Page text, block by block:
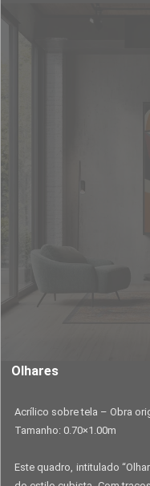
Olhares
Acrílico sobre tela – Obra
Tamanho: 0.70×1.00m
Este quadro, intitulado